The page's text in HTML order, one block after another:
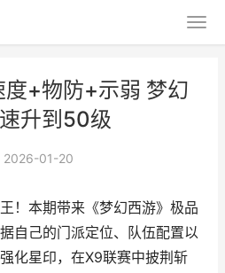
度+物防+示弱 梦幻
升到50级
2026-01-20
！本期带来《梦幻西游》极品
自己的门派定位、队伍配置以
化星印，在X9联赛中披荆斩